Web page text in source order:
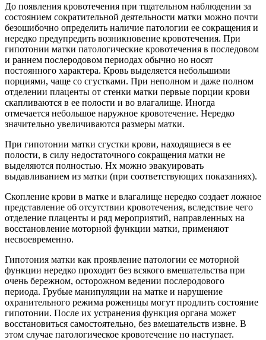
До появления кровотечения при тщательном наблюдении за
состоянием сократительной деятельности матки можно почти
безошибочно определить наличие патологии ее сокращения и
нередко предупредить возникновение кровотечения. При
гипотонии матки патологические кровотечения в последовом
и раннем послеродовом периодах обычно но носят
постоянного характера. Кровь выделяется небольшими
порциями, чаще со сгустками. При неполном и даже полном
отделении плаценты от стенки матки первые порции крови
скапливаются в ее полости и во влагалище. Иногда
отмечается небольшое наружное кровотечение. Нередко
значительно увеличиваются размеры матки.
При гипотонии матки сгустки крови, находящиеся в ее
полости, в силу недостаточного сокращения матки не
выделяются полностью. Нх можно эвакуировать
выдавливанием из матки (при соответствующих показаниях).
Скопление крови в матке и влагалище нередко создает ложное
представление об отсутствии кровотечения, вследствие чего
отделение плаценты и ряд мероприятий, направленных на
восстановление моторной функции матки, применяют
несвоевременно.
Гипотония матки как проявление патологии ее моторной
функции нередко проходит без всякого вмешательства при
очень бережном, осторожном ведении послеродового
периода. Грубые манипуляции на матке и нарушение
охранительного режима роженицы могут продлить состояние
гипотонии. После их устранения функция органа может
восстановиться самостоятельно, без вмешательств извне. В
этом случае патологическое кровотечение но наступает.